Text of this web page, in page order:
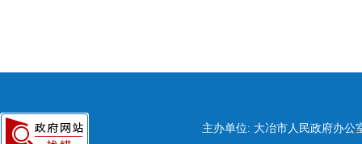
主办单位: 大冶市人民政府办公